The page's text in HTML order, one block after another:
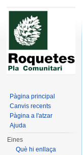
Pàgina principal
Canvis recents
Pàgina a l'atzar
Ajuda
Eines
Què hi enllaça